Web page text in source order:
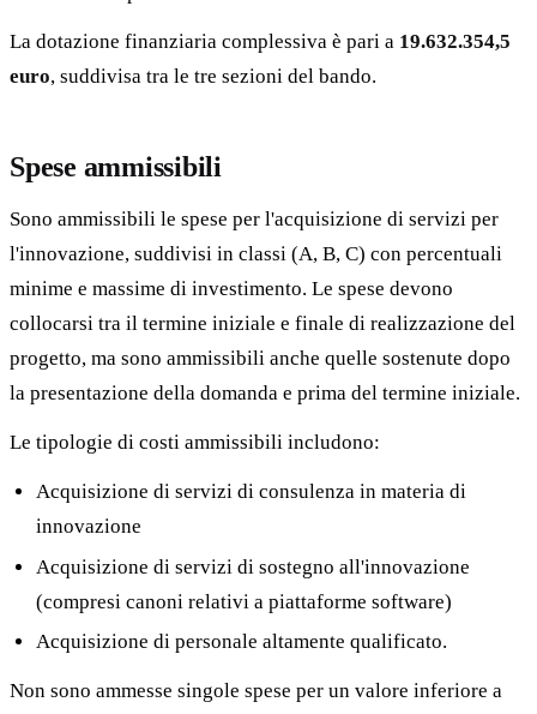
La dotazione finanziaria complessiva è pari a 19.632.354,5
euro, suddivisa tra le tre sezioni del bando.
Spese ammissibili
Sono ammissibili le spese per l'acquisizione di servizi per
l'innovazione, suddivisi in classi (A, B, C) con percentuali
minime e massime di investimento. Le spese devono
collocarsi tra il termine iniziale e finale di realizzazione del
progetto, ma sono ammissibili anche quelle sostenute dopo
la presentazione della domanda e prima del termine iniziale.
Le tipologie di costi ammissibili includono:
Acquisizione di servizi di consulenza in materia di
innovazione
Acquisizione di servizi di sostegno all'innovazione
(compresi canoni relativi a piattaforme software)
Acquisizione di personale altamente qualificato.
Non sono ammesse singole spese per un valore inferiore a